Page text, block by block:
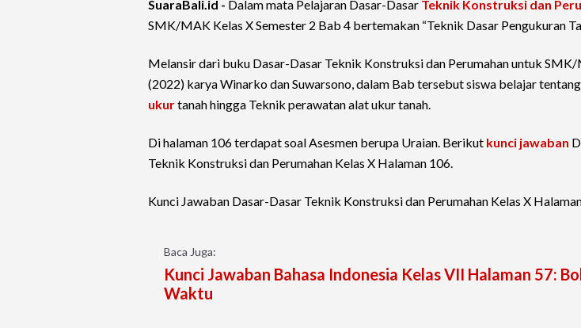
SuaraBali.id - Dalam mata Pelajaran Dasar-Dasar Teknik Konstruksi dan
SMK/MAK Kelas X Semester 2 Bab 4 bertemakan “Teknik Dasar Pengukuran
Melansir dari buku Dasar-Dasar Teknik Konstruksi dan Perumahan untuk
(2022) karya Winarko dan Suwarsono, dalam Bab tersebut siswa belajar
ukurtanah hingga Teknik perawatan alat ukur tanah.
Di halaman 106 terdapat soal Asesmen berupa Uraian. Berikut kunci jawaban
Teknik Konstruksi dan Perumahan Kelas X Halaman 106.
Kunci Jawaban Dasar-Dasar Teknik Konstruksi dan Perumahan Kelas X
Baca Juga:
Kunci Jawaban Bahasa Indonesia Kelas VII Halaman 57:
Waktu